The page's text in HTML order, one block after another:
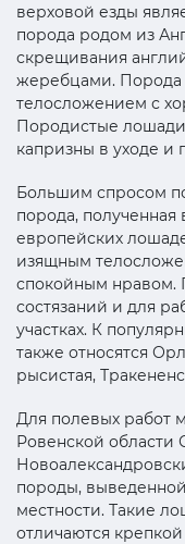
верховой езды
порода родом из
скрещивания
жеребцами. Порода
телосложением с
Породистые лошади
капризны в уходе и
Большим спросом
порода, полученная
европейских
изящным
спокойным нравом.
состязаний и для
участках. К
также относятся
рысистая,
Для полевых работ
Ровенской области
породы,
местности. Такие
отличаются